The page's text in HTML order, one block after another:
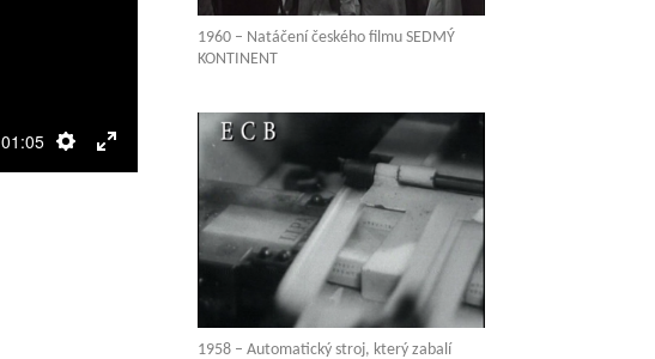
01:05
Nastavení
Režim
1960 – Natáčení českého filmu SEDMÝ
KONTINENT
1958 – Automatický stroj, který zabalí